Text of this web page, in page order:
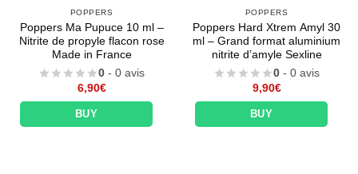
POPPERS
Poppers Ma Pupuce 10 ml –
Nitrite de propyle flacon rose
Made in France
0 - 0 avis
6,90€
BUY
POPPERS
Poppers Hard Xtrem Amyl 30
ml – Grand format aluminium
nitrite d’amyle Sexline
0 - 0 avis
9,90€
BUY